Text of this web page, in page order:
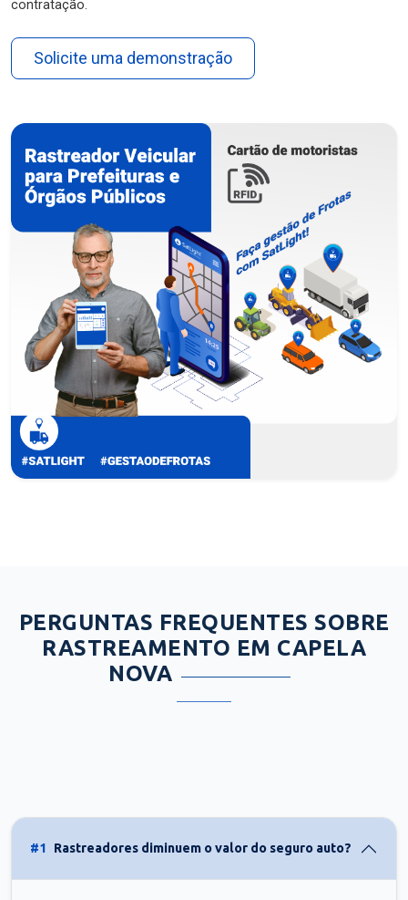
contratação.
Solicite uma demonstração
PERGUNTAS FREQUENTES SOBRE
RASTREAMENTO EM CAPELA
NOVA
#1 Rastreadores diminuem o valor do seguro auto?